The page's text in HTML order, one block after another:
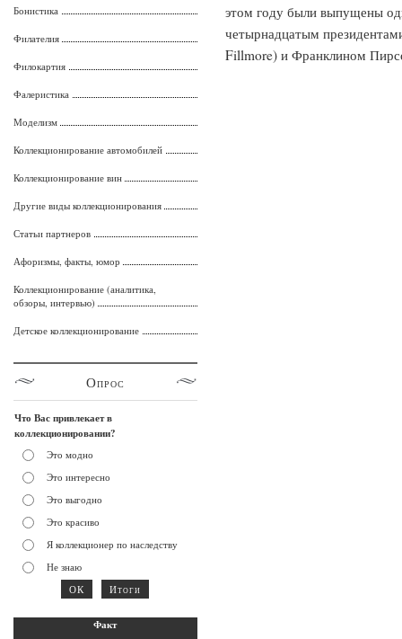
этом году были выпущены
четырнадцатым
Fillmore) и Франклином
Бонистика
Филателия
Филокартия
Фалеристика
Моделизм
Коллекционирование автомобилей
Коллекционирование вин
Другие виды коллекционирования
Статьи партнеров
Афоризмы, факты, юмор
Коллекционирование (аналитика,
обзоры, интервью)
Детское коллекционирование
Опрос
Что Вас привлекает в
коллекционировании?
Это модно
Это интересно
Это выгодно
Это красиво
Я коллекционер по наследству
Не знаю
Факт